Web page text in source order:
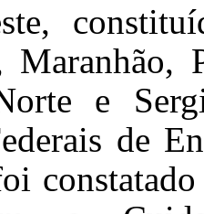
Maranhão,
e
de